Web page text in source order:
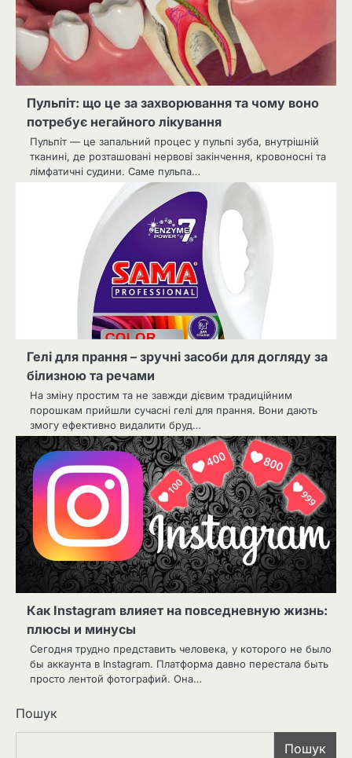
Пульпіт: що це за захворювання та чому воно
потребує негайного лікування
Пульпіт — це запальний процес у пульпі зуба, внутрішній
тканині, де розташовані нервові закінчення, кровоносні та
лімфатичні судини. Саме пульпа…
Гелі для прання – зручні засоби для догляду за
білизною та речами
На зміну простим та не завжди дієвим традиційним
порошкам прийшли сучасні гелі для прання. Вони дають
змогу ефективно видалити бруд…
Как Instagram влияет на повседневную жизнь:
плюсы и минусы
Сегодня трудно представить человека, у которого не было
бы аккаунта в Instagram. Платформа давно перестала быть
просто лентой фотографий. Она…
Пошук
Пошук